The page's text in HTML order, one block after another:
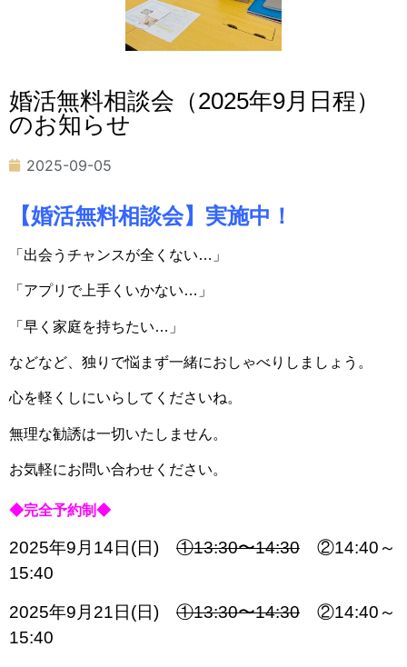
婚活無料相談会（2025年9月日程）
のお知らせ
2025-09-05
【婚活無料相談会】実施中！
「出会うチャンスが全くない…」
「アプリで上手くいかない…」
「早く家庭を持ちたい…」
などなど、独りで悩まず一緒におしゃべりしましょう。
心を軽くしにいらしてくださいね。
無理な勧誘は一切いたしません。
お気軽にお問い合わせください。
◆完全予約制◆
2025年9月14日(日) ①13:30〜14:30 ②14:40～
15:40
2025年9月21日(日) ①13:30〜14:30 ②14:40～
15:40